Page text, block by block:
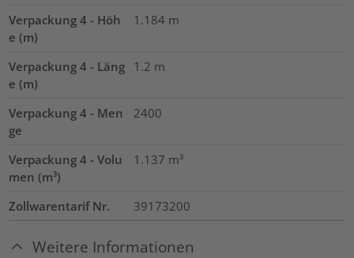
Verpackung 4 - Höh
e (m)
1.184 m
Verpackung 4 - Läng
e (m)
1.2 m
Verpackung 4 - Men
ge
2400
Verpackung 4 - Volu
men (m³)
1.137 m³
Zollwarentarif Nr. 39173200
Weitere Informationen